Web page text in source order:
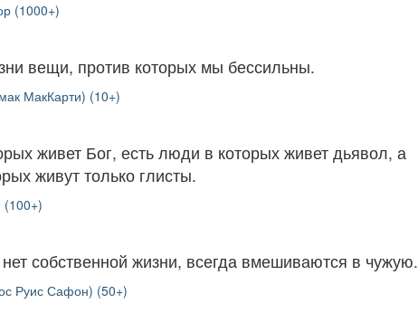
(1000+)
вещи, против которых мы бессильны.
МакКарти) (10+)
живет Бог, есть люди в которых живет дьявол, а
живут только глисты.
(100+)
собственной жизни, всегда вмешиваются в чужую.
Руис Сафон) (50+)